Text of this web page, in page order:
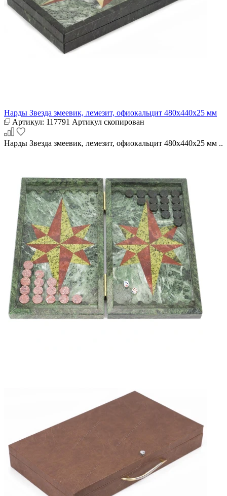
Нарды Звезда змеевик, лемезит, офиокальцит 480х440х25 мм
Артикул: 117791 Артикул скопирован
Нарды Звезда змеевик, лемезит, офиокальцит 480х440х25 мм ..